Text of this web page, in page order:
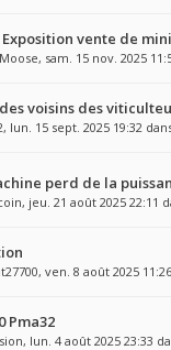
Exposition vente de
, sam. 15 nov. 2025
voisins des
, lun. 15 sept. 2025 19:32
perd de la
, jeu. 21 août 2025 22:11
, ven. 8 août 2025
Pma32
, lun. 4 août 2025 23:33